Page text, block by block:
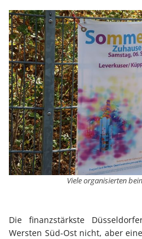
Viele organisierten
Die finanzstärkste
Wersten Süd-Ost nicht, aber